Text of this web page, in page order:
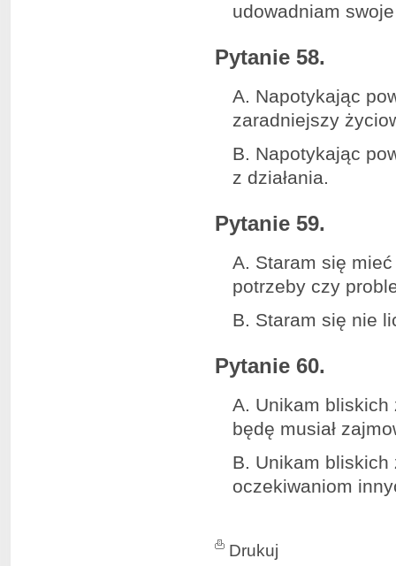
udowadniam
Pytanie 58.
A. Napotykając
zaradniejszy
B. Napotykając
z działania.
Pytanie 59.
A. Staram się
potrzeby czy
B. Staram się nie
Pytanie 60.
A. Unikam bliskich
będę musiał
B. Unikam
oczekiwaniom
Drukuj